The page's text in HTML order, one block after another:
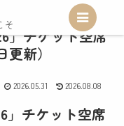
」チケット空席
新）
2026.05.31 2026.08.08
」チケット空席
そ